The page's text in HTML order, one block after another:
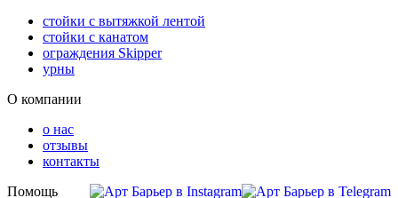
стойки с вытяжкой лентой
стойки с канатом
ограждения Skipper
урны
О компании
о нас
отзывы
контакты
Помощь